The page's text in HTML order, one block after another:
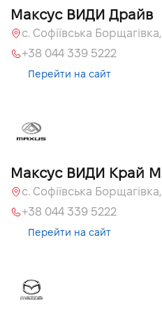
Максус ВИДИ Драйв
+38 044 339 5222
Перейти на сайт
Максус ВИДИ Край
+38 044 339 5222
Перейти на сайт